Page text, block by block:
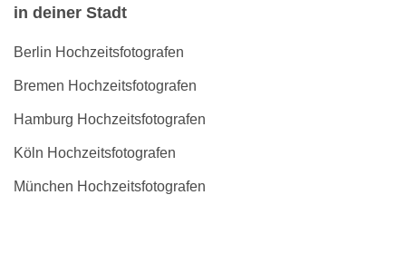
in deiner Stadt
Berlin Hochzeitsfotografen
Bremen Hochzeitsfotografen
Hamburg Hochzeitsfotografen
Köln Hochzeitsfotografen
München Hochzeitsfotografen